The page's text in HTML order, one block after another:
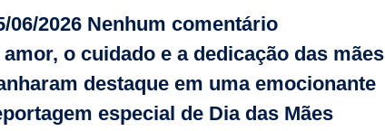
06/2026 Nenhum comentário
amor, o cuidado e a dedicação das mães
destaque em uma emocionante
especial de Dia das Mães